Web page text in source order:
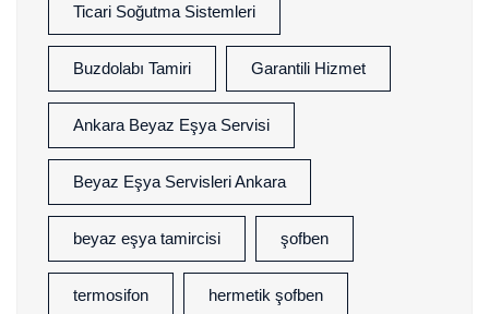
Ticari Soğutma Sistemleri
Buzdolabı Tamiri Garantili Hizmet
Ankara Beyaz Eşya Servisi
Beyaz Eşya Servisleri Ankara
beyaz eşya tamircisi şofben
termosifon hermetik şofben